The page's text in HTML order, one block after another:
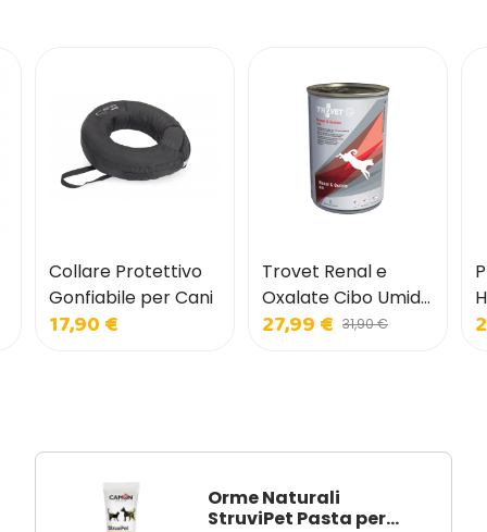
Collare Protettivo
Gonfiabile per Cani
17,90 €
Trovet Renal e
Oxalate Cibo Umido
per Cani
27,99 € 31,90 €
Orme Naturali
StruviPet Pasta per...